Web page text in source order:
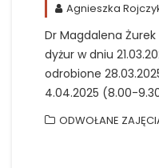
Agnieszka
Dr Magdalena
dyżur w dniu
odrobione
4.04.2025 (8.00-
ODWOŁANE